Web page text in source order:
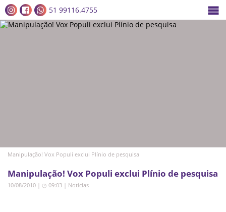
51 99116.4755
Manipulação! Vox Populi exclui Plínio de pesquisa
Manipulação! Vox Populi exclui Plínio de pesquisa
10/08/2010 | ◷ 09:03 | Notícias